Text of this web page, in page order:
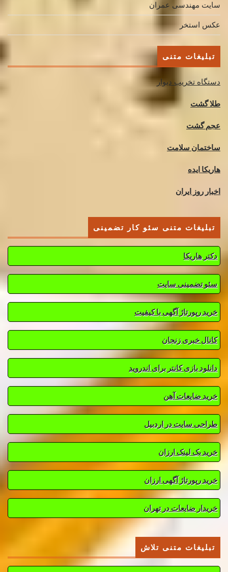
سایت مهندسی عمران
عکس استخر
تبلیغات متنی
دستگاه تخریب دیوار
طلا گشت
عجم گشت
ساختمان سلامت
هاریکا ایده
اخبار روز ایران
تبلیغات متنی سئو کار تضمینی
دکتر هاریکا
سئو تضمینی سایت
خرید رپورتاژ آگهی با کیفیت
کانال خبری زنجان
دانلود بازی کانتر برای اندروید
خرید ضایعات آهن
طراحی سایت در اردبیل
خرید بک لینک ارزان
خرید رپورتاژ آگهی ارزان
خریدار ضایعات در تهران
تبلیغات متنی تلاش